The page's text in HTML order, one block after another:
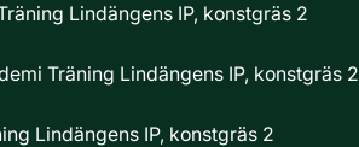
Lindängens IP, konstgräs 2
Träning Lindängens IP, konstgräs 2
Lindängens IP, konstgräs 2